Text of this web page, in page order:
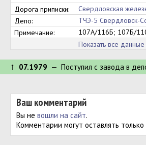
Дорога приписки:
Свердловская
Депо:
ТЧЭ-5 Свердловск-
Примечание:
107А/116Б; 107Б/
Показать все данные
↑ 07.1979 — Поступил c завода в
Ваш комментарий
Вы не вошли на сайт.
Комментарии могут оставлять